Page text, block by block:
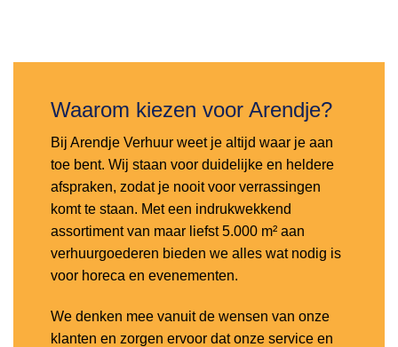
Waarom kiezen voor Arendje?
Bij Arendje Verhuur weet je altijd waar je aan
toe bent. Wij staan voor duidelijke en heldere
afspraken, zodat je nooit voor verrassingen
komt te staan. Met een indrukwekkend
assortiment van maar liefst 5.000 m² aan
verhuurgoederen bieden we alles wat nodig is
voor horeca en evenementen.
We denken mee vanuit de wensen van onze
klanten en zorgen ervoor dat onze service en